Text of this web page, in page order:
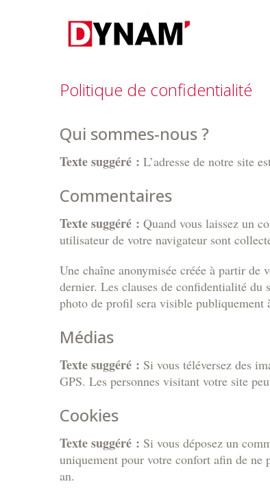
Politique de confidentialité
Qui sommes-nous ?
Texte suggéré : L’adresse de notre site
Commentaires
Texte suggéré : Quand vous laissez un
utilisateur de votre navigateur sont
Une chaîne anonymisée créée à partir de
dernier. Les clauses de confidentialité
photo de profil sera visible publiquement
Médias
Texte suggéré : Si vous téléversez des
GPS. Les personnes visitant votre site
Cookies
Texte suggéré : Si vous déposez un
uniquement pour votre confort afin de ne
an.